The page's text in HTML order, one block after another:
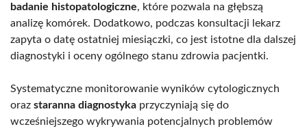
badanie histopatologiczne, które pozwala na głębszą
analizę komórek. Dodatkowo, podczas konsultacji lekarz
zapyta o datę ostatniej miesiączki, co jest istotne dla dalszej
diagnostyki i oceny ogólnego stanu zdrowia pacjentki.
Systematyczne monitorowanie wyników cytologicznych
oraz staranna diagnostyka przyczyniają się do
wcześniejszego wykrywania potencjalnych problemów